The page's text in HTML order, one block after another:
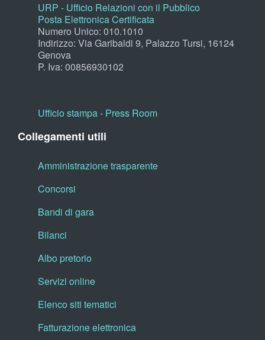
URP - Ufficio Relazioni con il Pubblico
Posta Elettronica Certificata
Numero Unico: 010.1010
Indirizzo: Via Garibaldi 9, Palazzo Tursi, 16124
Genova
P. Iva: 00856930102
Ufficio stampa - Press Room
Collegamenti utili
Amministrazione trasparente
Concorsi
Bandi di gara
Bilanci
Albo pretorio
Servizi online
Elenco siti tematici
Fatturazione elettronica